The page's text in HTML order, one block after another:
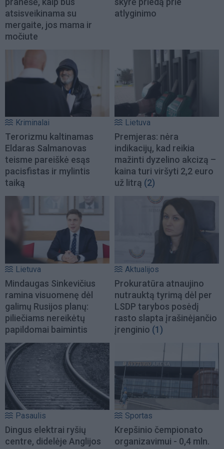
atsisveikinama su
mergaite, jos mama ir
močiute
atlyginimo
Kriminalai
Terorizmu kaltinamas
Eldaras Salmanovas
teisme pareiškė esąs
pacisfistas ir mylintis
taiką
Lietuva
Premjeras: nėra
indikacijų, kad reikia
mažinti dyzelino akcizą –
kaina turi viršyti 2,2 euro
už litrą (2)
Lietuva
Mindaugas Sinkevičius
ramina visuomenę dėl
galimų Rusijos planų:
piliečiams nereikėtų
papildomai baimintis
Aktualijos
Prokuratūra atnaujino
nutrauktą tyrimą dėl per
LSDP tarybos posėdį
rasto slapta įrašinėjančio
įrenginio (1)
Pasaulis
Dingus elektrai ryšių
centre, didelėje Anglijos
Sportas
Krepšinio čempionato
organizavimui - 0,4 mln.